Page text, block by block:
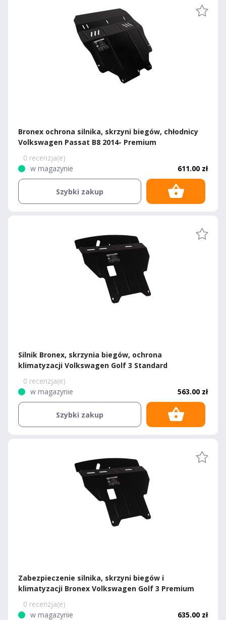
Bronex ochrona silnika, skrzyni biegów, chłodnicy
Volkswagen Passat B8 2014- Premium
0 recenzja(e)
w magazynie
611.00 zł
Szybki zakup
Silnik Bronex, skrzynia biegów, ochrona
klimatyzacji Volkswagen Golf 3 Standard
0 recenzja(e)
w magazynie
563.00 zł
Szybki zakup
Zabezpieczenie silnika, skrzyni biegów i
klimatyzacji Bronex Volkswagen Golf 3 Premium
0 recenzja(e)
w magazynie
635.00 zł